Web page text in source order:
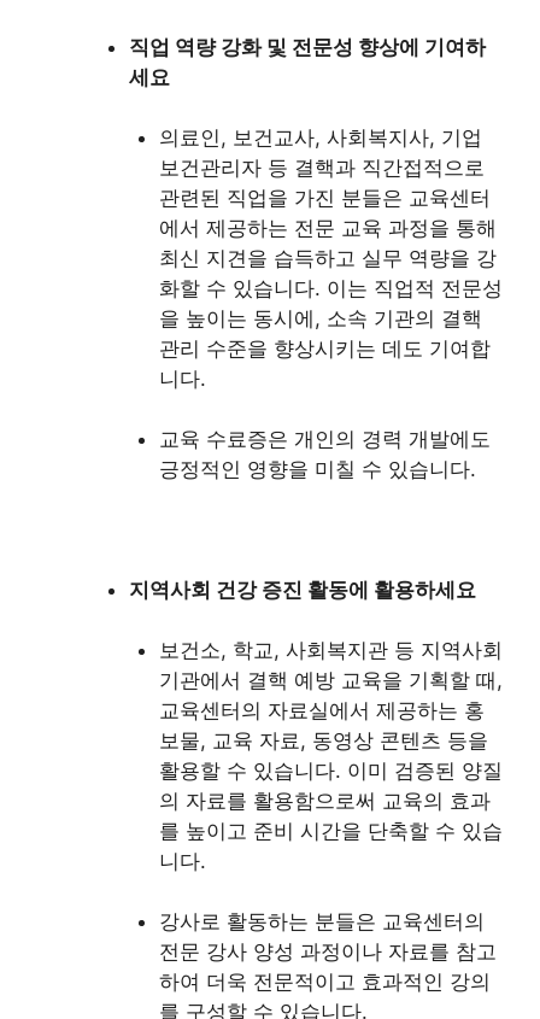
직업 역량 강화 및 전문성 향상에 기여하
세요
의료인, 보건교사, 사회복지사, 기업
보건관리자 등 결핵과 직간접적으로
관련된 직업을 가진 분들은 교육센터
에서 제공하는 전문 교육 과정을 통해
최신 지견을 습득하고 실무 역량을 강
화할 수 있습니다. 이는 직업적 전문성
을 높이는 동시에, 소속 기관의 결핵
관리 수준을 향상시키는 데도 기여합
니다.
교육 수료증은 개인의 경력 개발에도
긍정적인 영향을 미칠 수 있습니다.
지역사회 건강 증진 활동에 활용하세요
보건소, 학교, 사회복지관 등 지역사회
기관에서 결핵 예방 교육을 기획할 때,
교육센터의 자료실에서 제공하는 홍
보물, 교육 자료, 동영상 콘텐츠 등을
활용할 수 있습니다. 이미 검증된 양질
의 자료를 활용함으로써 교육의 효과
를 높이고 준비 시간을 단축할 수 있습
니다.
강사로 활동하는 분들은 교육센터의
전문 강사 양성 과정이나 자료를 참고
하여 더욱 전문적이고 효과적인 강의
를 구성할 수 있습니다.